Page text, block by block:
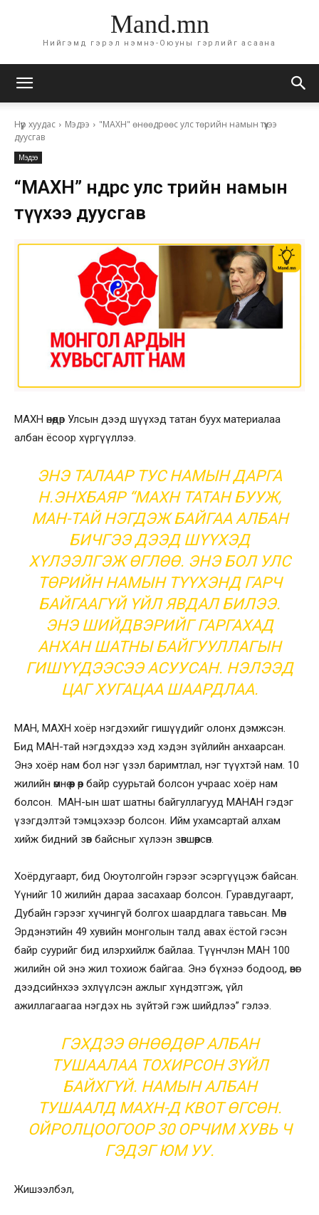
Mand.mn
Нийгэмд гэрэл нэмнэ-Оюуны гэрлийг асаана
Нүүр хуудас Мэдээ
"МАХН" өнөөдрөөс улс төрийн намын түүхээ
дуусгав
Мэдээ
“МАХН” өнөөдрөөс улс төрийн намын
түүхээ дуусгав
МАХН өнөөдөр Улсын дээд шүүхэд татан буух материалаа
албан ёсоор хүргүүллээ.
ЭНЭ ТАЛААР ТУС НАМЫН ДАРГА
Н.ЭНХБАЯР “МАХН ТАТАН БУУЖ,
МАН-ТАЙ НЭГДЭЖ БАЙГАА АЛБАН
БИЧГЭЭ ДЭЭД ШҮҮХЭД
ХҮЛЭЭЛГЭЖ ӨГЛӨӨ. ЭНЭ БОЛ УЛС
ТӨРИЙН НАМЫН ТҮҮХЭНД ГАРЧ
БАЙГААГҮЙ ҮЙЛ ЯВДАЛ БИЛЭЭ.
ЭНЭ ШИЙДВЭРИЙГ ГАРГАХАД
АНХАН ШАТНЫ БАЙГУУЛЛАГЫН
ГИШҮҮДЭЭСЭЭ АСУУСАН. НЭЛЭЭД
ЦАГ ХУГАЦАА ШААРДЛАА.
МАН, МАХН хоёр нэгдэхийг гишүүдийг олонх дэмжсэн.
Бид МАН-тай нэгдэхдээ хэд хэдэн зүйлийн анхаарсан.
Энэ хоёр нам бол нэг үзэл баримтлал, нэг түүхтэй нам. 10
жилийн өмнө өөр өөр байр суурьтай болсон учраас хоёр нам
болсон. МАН-ын шат шатны байгуллагууд МАНАН гэдэг
үзэгдэлтэй тэмцэхээр болсон. Ийм ухамсартай алхам
хийж бидний зөв байсныг хүлээн зөвшөөрсөн.
Хоёрдугаарт, бид Оюутолгойн гэрээг эсэргүүцэж байсан.
Үүнийг 10 жилийн дараа засахаар болсон. Гуравдугаарт,
Дубайн гэрээг хүчингүй болгох шаардлага тавьсан. Мөн
Эрдэнэтийн 49 хувийн монголын талд авах ёстой гэсэн
байр суурийг бид илэрхийлж байлаа. Түүнчлэн МАН 100
жилийн ой энэ жил тохиож байгаа. Энэ бүхнээ бодоод, өвөг
дээдсийнхээ эхлүүлсэн ажлыг хүндэтгэж, үйл
ажиллагаагаа нэгдэх нь зүйтэй гэж шийдлээ” гэлээ.
ГЭХДЭЭ ӨНӨӨДӨР АЛБАН
ТУШААЛАА ТОХИРСОН ЗҮЙЛ
БАЙХГҮЙ. НАМЫН АЛБАН
ТУШААЛД МАХН-Д КВОТ ӨГСӨН.
ОЙРОЛЦООГООР 30 ОРЧИМ ХУВЬ Ч
ГЭДЭГ ЮМ УУ.
Жишээлбэл,